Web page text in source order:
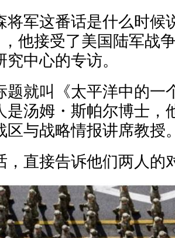
将军这番话是什么时候
他接受了美国陆军战
中心的专访。
题就叫《太平洋中的一
是汤姆・斯帕尔博士，
区与战略情报讲席教授
，直接告诉他们两人的